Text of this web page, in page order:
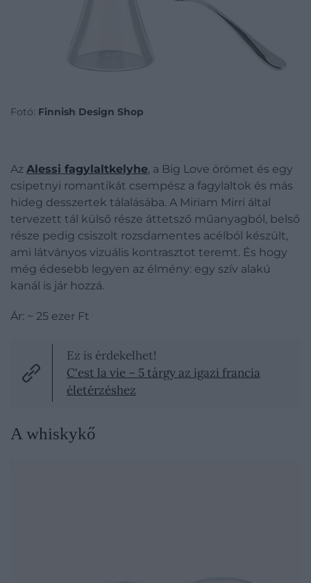
Fotó: Finnish Design Shop
Az Alessi fagylaltkelyhe, a Big Love örömet és egy
csipetnyi romantikát csempész a fagylaltok és más
hideg desszertek tálalásába. A Miriam Mirri által
tervezett tál külső része áttetsző műanyagból, belső
része pedig csiszolt rozsdamentes acélból készült,
ami látványos vizuális kontrasztot teremt. És hogy
még édesebb legyen az élmény: egy szív alakú
kanál is jár hozzá.
Ár: ~ 25 ezer Ft
Ez is érdekelhet!
C'est la vie – 5 tárgy az igazi francia
életérzéshez
A whiskykő